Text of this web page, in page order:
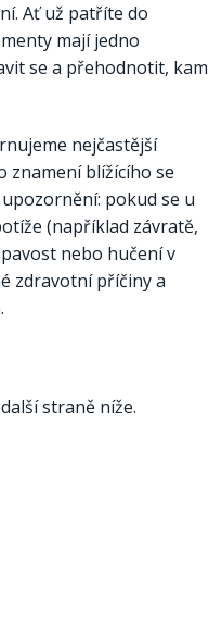
Ať už patříte do
mají jedno
se a přehodnotit, kam
nejčastější
znamení blížícího se
pokud se u
(například závratě,
nebo hučení v
zdravotní příčiny a
straně níže.